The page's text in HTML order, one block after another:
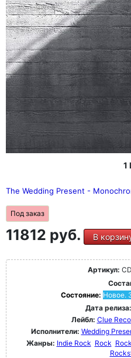
1
The Wedding Present -
Под заказ
11812 руб. В
Артикул:
Состояние: Новое.
Дата релиза:
Лейбл: Clue
Исполнители: Wedding
Жанры: Indie Rock Rock